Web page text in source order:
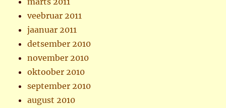
veebruar 2011
jaanuar 2011
detsember 2010
november 2010
oktoober 2010
september 2010
august 2010